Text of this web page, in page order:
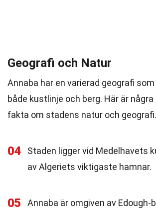
Geografi och Natur
Annaba har en varierad geografi
både kustlinje och berg. Här är
fakta om stadens natur och geografi.
04
Staden ligger vid Medelhavets
av Algeriets viktigaste hamnar.
05
Annaba är omgiven av Edough-